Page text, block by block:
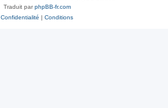
Traduit parphpBB-fr.com
Confidentialité | Conditions